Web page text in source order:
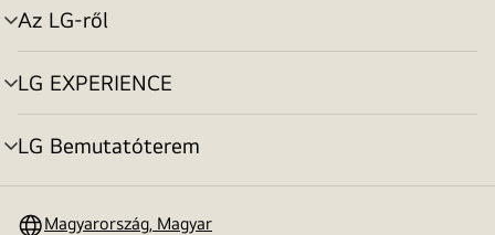
Az LG-ről
menu
toggle
LG EXPERIENCE
menu
toggle
LG Bemutatóterem
menu
Magyarország, Magyar